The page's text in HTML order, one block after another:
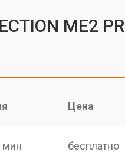
ME2
Цена
мин бесплатно